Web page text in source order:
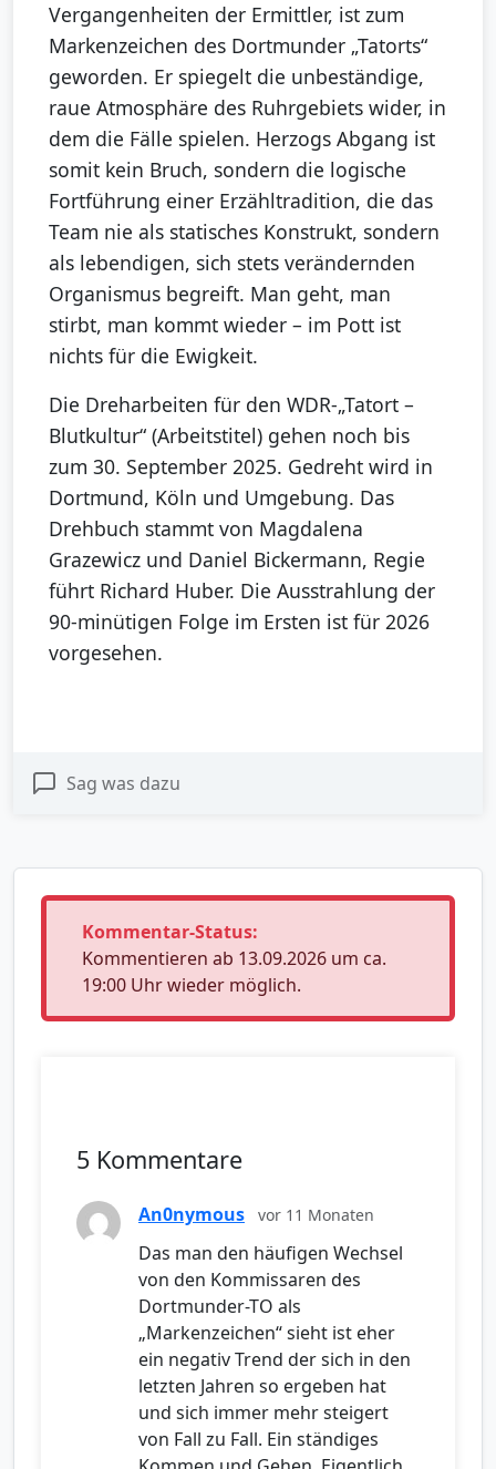
Vergangenheiten der Ermittler, ist zum
Markenzeichen des Dortmunder „Tatorts“
geworden. Er spiegelt die unbeständige,
raue Atmosphäre des Ruhrgebiets wider, in
dem die Fälle spielen. Herzogs Abgang ist
somit kein Bruch, sondern die logische
Fortführung einer Erzähltradition, die das
Team nie als statisches Konstrukt, sondern
als lebendigen, sich stets verändernden
Organismus begreift. Man geht, man
stirbt, man kommt wieder – im Pott ist
nichts für die Ewigkeit.
Die Dreharbeiten für den WDR-„Tatort –
Blutkultur“ (Arbeitstitel) gehen noch bis
zum 30. September 2025. Gedreht wird in
Dortmund, Köln und Umgebung. Das
Drehbuch stammt von Magdalena
Grazewicz und Daniel Bickermann, Regie
führt Richard Huber. Die Ausstrahlung der
90-minütigen Folge im Ersten ist für 2026
vorgesehen.
Sag was dazu
Kommentar-Status:
Kommentieren ab 13.09.2026 um ca.
19:00 Uhr wieder möglich.
5 Kommentare
An0nymous vor 11 Monaten
Das man den häufigen Wechsel
von den Kommissaren des
Dortmunder-TO als
„Markenzeichen“ sieht ist eher
ein negativ Trend der sich in den
letzten Jahren so ergeben hat
und sich immer mehr steigert
von Fall zu Fall. Ein ständiges